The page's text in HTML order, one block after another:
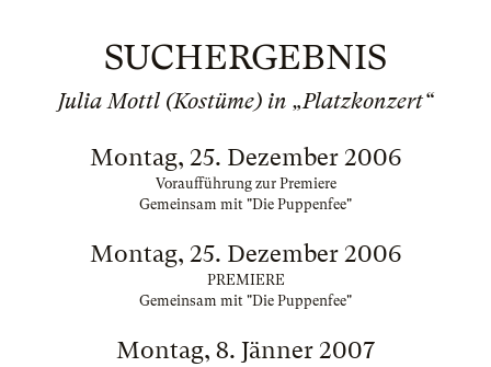
SUCHERGEBNIS
Julia Mottl (Kostüme) in „Platzkonzert“
Montag, 25. Dezember 2006
Voraufführung zur Premiere
Gemeinsam mit "Die Puppenfee"
Montag, 25. Dezember 2006
PREMIERE
Gemeinsam mit "Die Puppenfee"
Montag, 8. Jänner 2007